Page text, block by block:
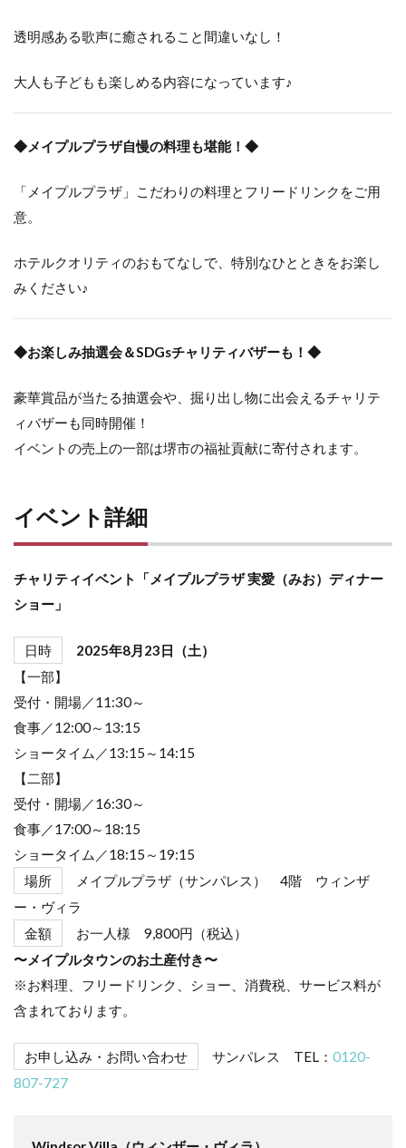
透明感ある歌声に癒されること間違いなし！
大人も子どもも楽しめる内容になっています♪
◆メイプルプラザ自慢の料理も堪能！◆
「メイプルプラザ」こだわりの料理とフリードリンクをご用
意。
ホテルクオリティのおもてなしで、特別なひとときをお楽し
みください♪
◆お楽しみ抽選会＆SDGsチャリティバザーも！◆
豪華賞品が当たる抽選会や、掘り出し物に出会えるチャリテ
ィバザーも同時開催！
イベントの売上の一部は堺市の福祉貢献に寄付されます。
イベント詳細
チャリティイベント「メイプルプラザ 実愛（みお）ディナー
ショー」
日時
2025年8月23日（土）
【一部】
受付・開場／11:30～
食事／12:00～13:15
ショータイム／13:15～14:15
【二部】
受付・開場／16:30～
食事／17:00～18:15
ショータイム／18:15～19:15
場所
メイプルプラザ（サンパレス） 4階 ウィンザ
ー・ヴィラ
金額
お一人様 9,800円（税込）
〜メイプルタウンのお土産付き〜
※お料理、フリードリンク、ショー、消費税、サービス料が
含まれております。
お申し込み・お問い合わせ サンパレス TEL： 0120-
807-727